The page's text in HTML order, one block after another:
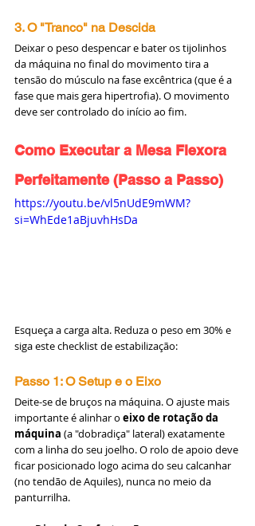
3. O "Tranco" na Descida
Deixar o peso despencar e bater os tijolinhos
da máquina no final do movimento tira a
tensão do músculo na fase excêntrica (que é a
fase que mais gera hipertrofia). O movimento
deve ser controlado do início ao fim.
Como Executar a Mesa Flexora
Perfeitamente (Passo a Passo)
https://youtu.be/vl5nUdE9mWM?
si=WhEde1aBjuvhHsDa
Esqueça a carga alta. Reduza o peso em 30% e
siga este checklist de estabilização:
Passo 1: O Setup e o Eixo
Deite-se de bruços na máquina. O ajuste mais
importante é alinhar o eixo de rotação da
máquina (a "dobradiça" lateral) exatamente
com a linha do seu joelho. O rolo de apoio deve
ficar posicionado logo acima do seu calcanhar
(no tendão de Aquiles), nunca no meio da
panturrilha.